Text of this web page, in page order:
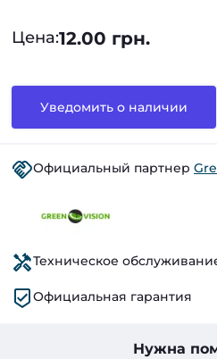
Цена:12.00 грн.
Уведомить о наличии
Официальный партнер
Техническое
Официальная гарантия
Нужна